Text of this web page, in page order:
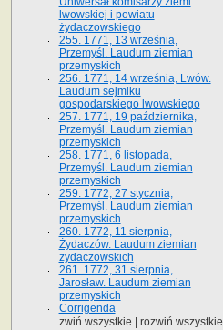
lwowskiej i powiatu
żydaczowskiego
255. 1771, 13 września,
Przemyśl. Laudum ziemian
przemyskich
256. 1771, 14 września, Lwów.
Laudum sejmiku
gospodarskiego lwowskiego
257. 1771, 19 października,
Przemyśl. Laudum ziemian
przemyskich
258. 1771, 6 listopada,
Przemyśl. Laudum ziemian
przemyskich
259. 1772, 27 stycznia,
Przemyśl. Laudum ziemian
przemyskich
260. 1772, 11 sierpnia,
Żydaczów. Laudum ziemian
żydaczowskich
261. 1772, 31 sierpnia,
Jarosław. Laudum ziemian
przemyskich
Corrigenda
zwiń wszystkie
rozwiń wszystkie